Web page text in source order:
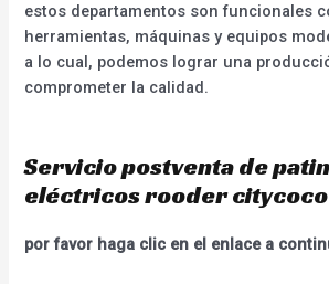
estos departamentos son funcionales
herramientas, máquinas y equipos
a lo cual, podemos lograr una
comprometer la calidad.
Servicio postventa de
eléctricos rooder
por favor haga clic en el enlace a